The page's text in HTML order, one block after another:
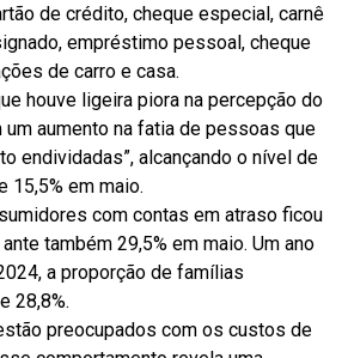
de crédito, cheque especial, carnê
empréstimo pessoal, cheque
de carro e casa.
houve ligeira piora na percepção do
aumento na fatia de pessoas que
endividadas”, alcançando o nível de
15,5% em maio.
com contas em atraso ficou
também 29,5% em maio. Um ano
a proporção de famílias
28,8%.
preocupados com os custos de